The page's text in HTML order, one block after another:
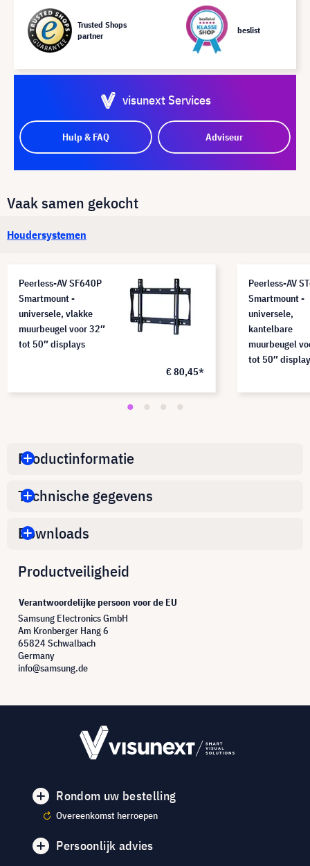
Trusted Shops
partner
beslist
visunext Services
Hulp & FAQ Adviseur
Vaak samen gekocht
Houdersystemen
Peerless-AV SF640P
Smartmount -
universele, vlakke
muurbeugel voor 32″
tot 50″ displays
€ 80,45*
Peerless-AV
Smartmount -
universele,
kantelbare
muurbeugel
tot 50″
Productinformatie
Technische gegevens
Downloads
Productveiligheid
Verantwoordelijke persoon voor de EU
Samsung Electronics GmbH
Am Kronberger Hang 6
65824 Schwalbach
Germany
info@samsung.de
Rondom uw bestelling
Overeenkomst herroepen
Persoonlijk advies